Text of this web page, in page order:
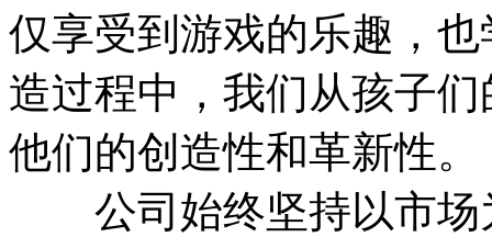
仅享受到游戏的乐趣，
造过程中，我们从孩子
他们的创造性和革新性。
公司始终坚持以市场